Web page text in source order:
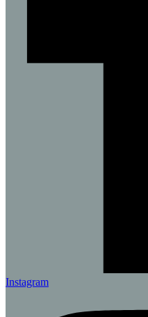
Instagram